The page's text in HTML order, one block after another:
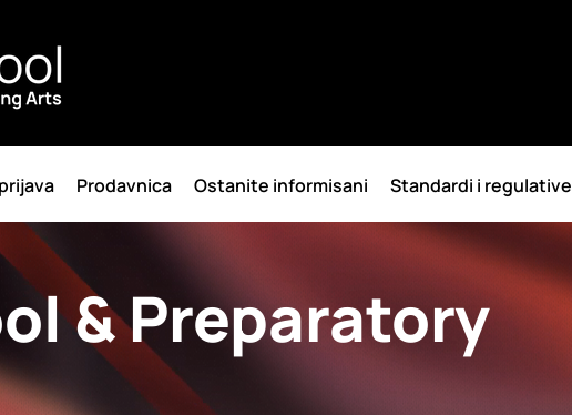
Prodavnica Ostanite informisani Standardi i regulative
& Preparatory